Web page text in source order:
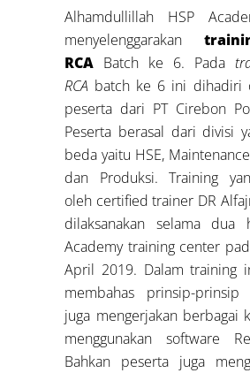
Alhamdullillah HSP
menyelenggarakan
RCA Batch ke 6. Pada
RCA batch ke 6 ini dihadiri
peserta dari PT Cirebon
Peserta berasal dari divisi
beda yaitu HSE,
dan Produksi. Training
oleh certified trainer DR
dilaksanakan selama
Academy training center
April 2019. Dalam training
membahas prinsip-
juga mengerjakan berbagai
menggunakan software
Bahkan peserta juga